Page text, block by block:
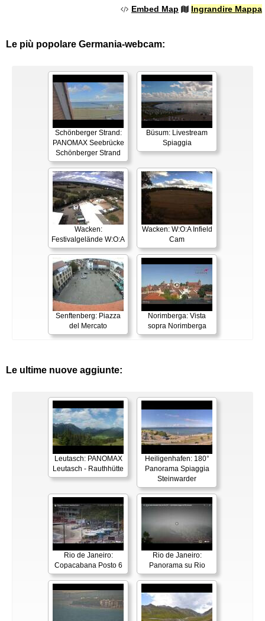
Embed Map Ingrandire Mappa
Le più popolare Germania-webcam:
Schönberger Strand:
PANOMAX Seebrücke
Schönberger Strand
Büsum: Livestream
Spiaggia
Wacken:
Festivalgelände W:O:A
Wacken: W:O:A Infield
Cam
Senftenberg: Piazza
del Mercato
Norimberga: Vista
sopra Norimberga
Le ultime nuove aggiunte:
Leutasch: PANOMAX
Leutasch - Rauthhütte
Heiligenhafen: 180°
Panorama Spiaggia
Steinwarder
Rio de Janeiro:
Copacabana Posto 6
Rio de Janeiro:
Panorama su Rio